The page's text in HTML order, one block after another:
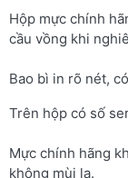
Hộp mực chính
cầu vồng khi
Bao bì in rõ nét,
Trên hộp có số
Mực chính hãng
không mùi lạ.